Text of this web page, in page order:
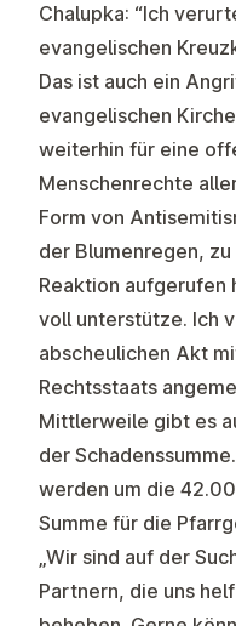
Chalupka: “Ich
evangelischen
Das ist auch ein
evangelischen
weiterhin für eine
Menschenrechte
Form von
der Blumenregen,
Reaktion aufgerufen
voll unterstütze. Ich
abscheulichen Akt
Rechtsstaats
Mittlerweile gibt es
der
werden um die
Summe für die
„Wir sind auf der
Partnern, die uns